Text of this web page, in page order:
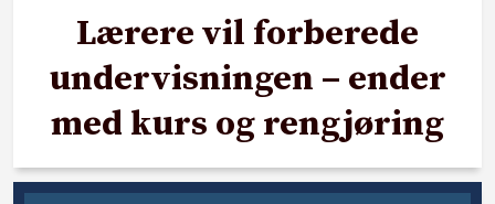
Lærere vil forberede
undervisningen – ender
med kurs og rengjøring